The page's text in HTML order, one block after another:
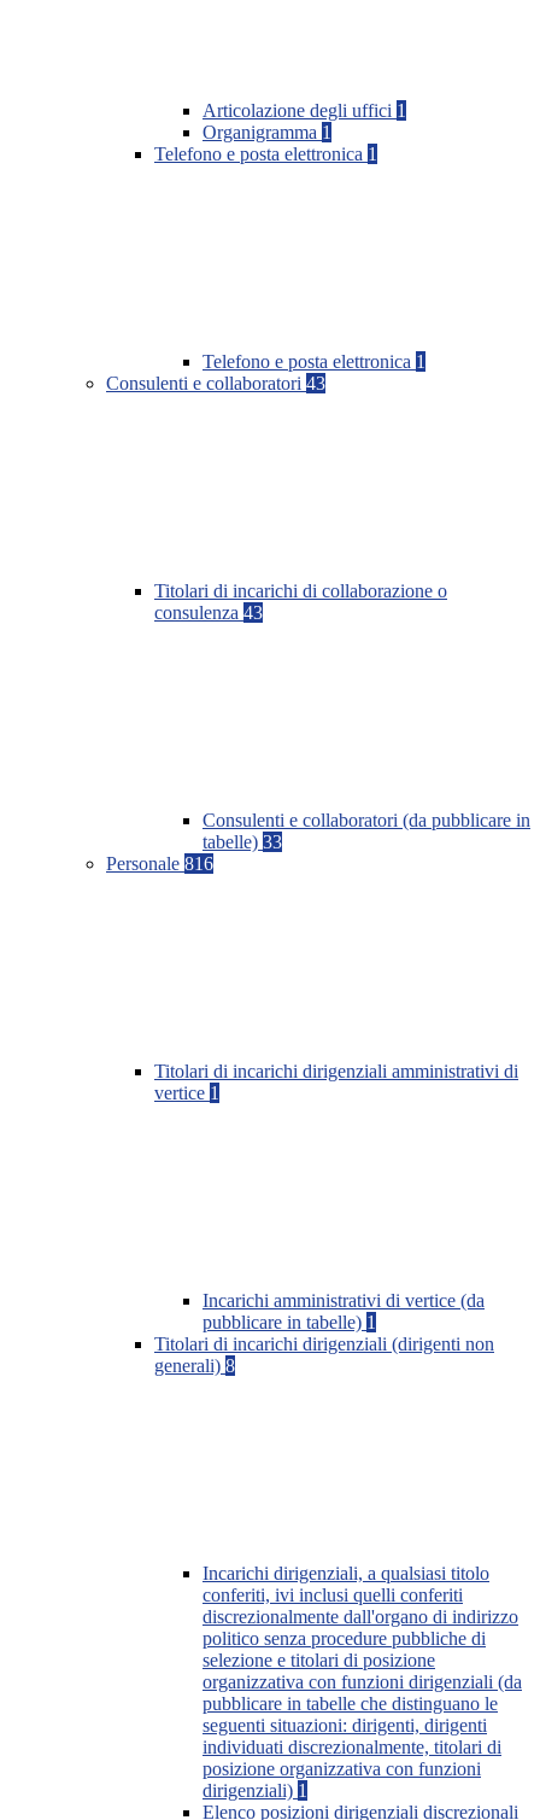
Articolazione degli uffici 1
Organigramma 1
Telefono e posta elettronica 1
Telefono e posta elettronica 1
Consulenti e collaboratori 43
Titolari di incarichi di collaborazione o
consulenza 43
Consulenti e collaboratori (da pubblicare in
tabelle) 33
Personale 816
Titolari di incarichi dirigenziali amministrativi di
vertice 1
Incarichi amministrativi di vertice (da
pubblicare in tabelle) 1
Titolari di incarichi dirigenziali (dirigenti non
generali) 8
Incarichi dirigenziali, a qualsiasi titolo
conferiti, ivi inclusi quelli conferiti
discrezionalmente dall'organo di indirizzo
politico senza procedure pubbliche di
selezione e titolari di posizione
organizzativa con funzioni dirigenziali (da
pubblicare in tabelle che distinguano le
seguenti situazioni: dirigenti, dirigenti
individuati discrezionalmente, titolari di
posizione organizzativa con funzioni
dirigenziali) 1
Elenco posizioni dirigenziali discrezionali